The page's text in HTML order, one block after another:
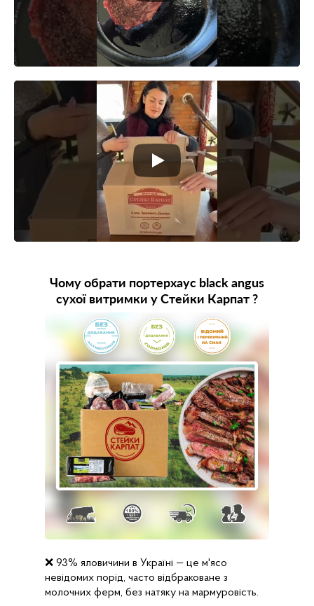
Чому обрати портерхаус black angus
cухої витримки у Стейки Карпат ?
❌ 93% яловичини в Україні — це м'ясо
невідомих порід, часто відбраковане з
молочних ферм, без натяку на мармуровість.